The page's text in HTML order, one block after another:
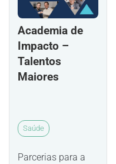
Academia de
Impacto –
Talentos
Maiores
Saúde
Parcerias para a